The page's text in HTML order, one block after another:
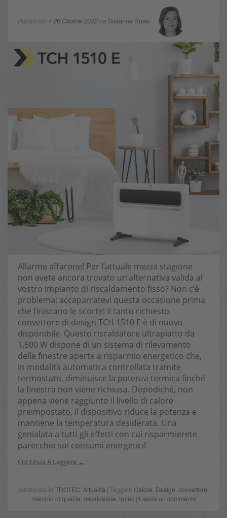
Pubblicato il26 Ottobre 2022da Susanna Rossi
Allarme affarone! Per l’attuale mezza stagione
non avete ancora trovato un’alternativa valida al
vostro impianto di riscaldamento fisso? Non c’è
problema: accaparratevi questa occasione prima
che finiscano le scorte! Il tanto richiesto
convettore di design TCH 1510 E è di nuovo
disponibile. Questo riscaldatore ultrapiatto da
1.500 W dispone di un sistema di rilevamento
delle finestre aperte a risparmio energetico che,
in modalità automatica controllata tramite
termostato, diminuisce la potenza termica finché
la finestra non viene richiusa. Dopodiché, non
appena viene raggiunto il livello di calore
preimpostato, il dispositivo riduce la potenza e
mantiene la temperatura desiderata. Una
genialata a tutti gli effetti con cui risparmierete
parecchio sui consumi energetici!
Continua A Leggere
pubblicato in TROTEC Attualità | Taggato Calore Design convettore
marchio di qualità riscaldatore trotec| Lascia un commento